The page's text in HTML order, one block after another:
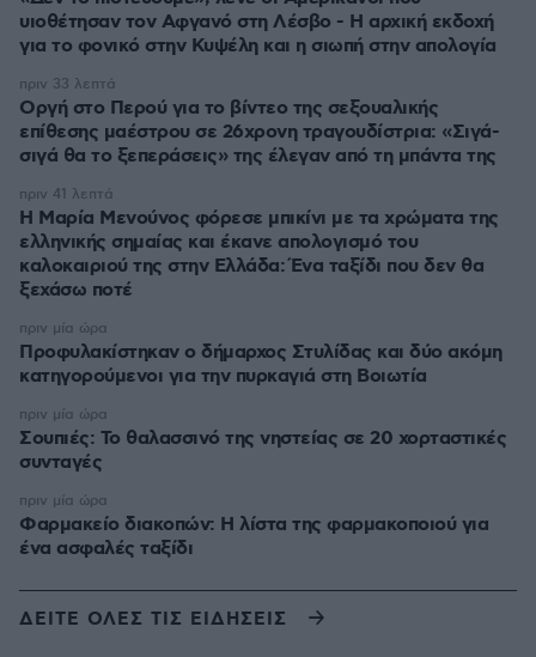
υιοθέτησαν τον Αφγανό στη Λέσβο - Η αρχική εκδοχή
για το φονικό στην Κυψέλη και η σιωπή στην απολογία
Οργή στο Περού για το βίντεο της σεξουαλικής
επίθεσης μαέστρου σε 26χρονη τραγουδίστρια: «Σιγά-
σιγά θα το ξεπεράσεις» της έλεγαν από τη μπάντα της
πριν 33 λεπτά
Η Μαρία Μενούνος φόρεσε μπικίνι με τα χρώματα της
ελληνικής σημαίας και έκανε απολογισμό του
καλοκαιριού της στην Ελλάδα: Ένα ταξίδι που δεν θα
ξεχάσω ποτέ
πριν 41 λεπτά
Προφυλακίστηκαν ο δήμαρχος Στυλίδας και δύο ακόμη
κατηγορούμενοι για την πυρκαγιά στη Βοιωτία
πριν μία ώρα
Σουπιές: Το θαλασσινό της νηστείας σε 20 χορταστικές
συνταγές
πριν μία ώρα
Φαρμακείο διακοπών: Η λίστα της φαρμακοποιού για
ένα ασφαλές ταξίδι
πριν μία ώρα
ΔΕΙΤΕ ΟΛΕΣ ΤΙΣ ΕΙΔΗΣΕΙΣ